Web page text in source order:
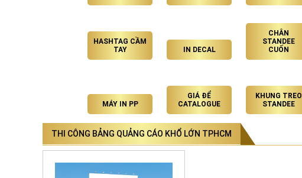
HASHTAG CẦM
TAY
IN DECAL
CHÂN
STANDEE
CUỐN
MÁY IN PP
GIÁ ĐỂ
CATALOGUE
KHUNG TREO
STANDEE
THI CÔNG BẢNG QUẢNG CÁO KHỔ LỚN TPHCM